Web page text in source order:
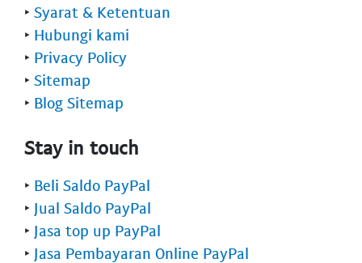
‣ Syarat & Ketentuan
‣ Hubungi kami
‣ Privacy Policy
‣ Sitemap
‣ Blog Sitemap
Stay in touch
‣ Beli Saldo PayPal
‣ Jual Saldo PayPal
‣ Jasa top up PayPal
‣ Jasa Pembayaran Online PayPal